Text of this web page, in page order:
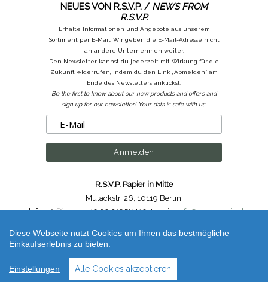
NEUES VON R.S.V.P. / NEWS FROM
R.S.V.P.
Erhalte Informationen und Angebote aus unserem
Sortiment per E-Mail. Wir geben die E-Mail-Adresse nicht
an andere Unternehmen weiter.
Den Newsletter kannst du jederzeit mit Wirkung für die
Zukunft widerrufen, indem du den Link „Abmelden“ am
Ende des Newsletters anklickst.
Be the first to know about our new products and offers and
sign up for our newsletter! Your data is safe with us.
R.S.V.P. Papier in Mitte
Mulackstr. 26 10119 Berlin
Telefon /Phone: ++49.30.31956410,Email :info@rsvp-berlin.de
Shop erstellt mit VersaCommerce.
Code: 555.481_C5_weiss
Diese Webseite nutzt Cookies um Ihnen das bestmögliche
Einkaufserlebnis zu bieten.
Einstellungen Alle Cookies akzeptieren